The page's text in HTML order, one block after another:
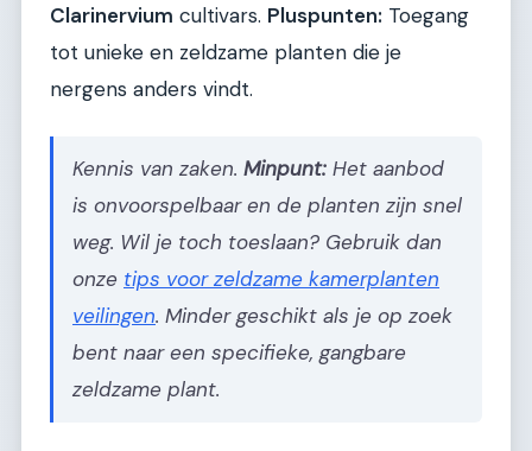
Clarinervium cultivars. Pluspunten: Toegang
tot unieke en zeldzame planten die je
nergens anders vindt.
Kennis van zaken. Minpunt: Het aanbod
is onvoorspelbaar en de planten zijn snel
weg. Wil je toch toeslaan? Gebruik dan
onze tips voor zeldzame kamerplanten
veilingen. Minder geschikt als je op zoek
bent naar een specifieke, gangbare
zeldzame plant.